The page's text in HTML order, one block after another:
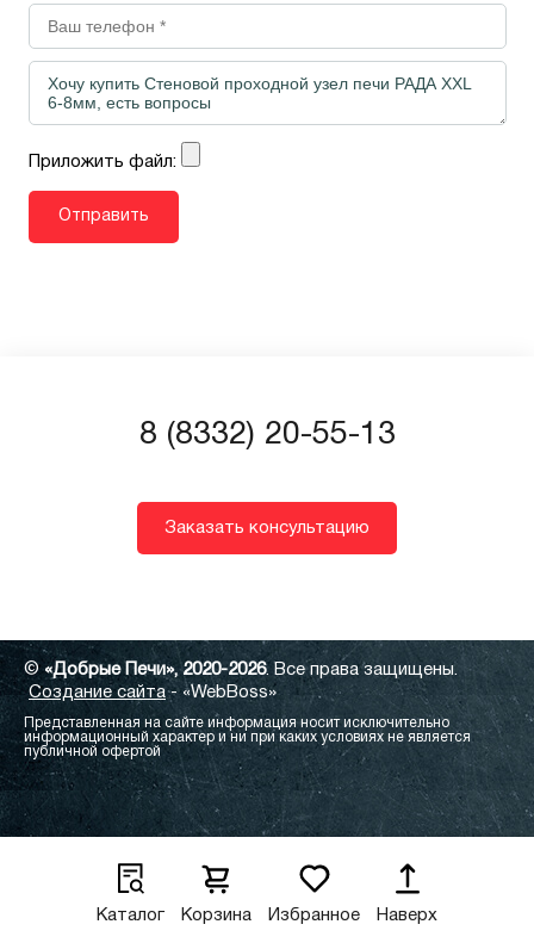
Приложить файл:
8 (8332) 20-55-13
Заказать консультацию
©«Добрые Печи», 2020-2026. Все права защищены.
Создание сайта- «WebBoss»
Представленная на сайте информация носит исключительно
информационный характер и ни при каких условиях не является
публичной офертой
Каталог Корзина Избранное Наверх